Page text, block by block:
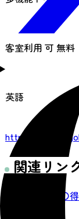
客室利用 可 無料
英語
https://
関連リン
仙台西部地区〇